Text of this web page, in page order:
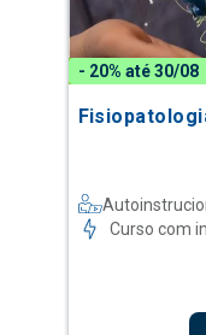
- 20% até 30/08
Curso com